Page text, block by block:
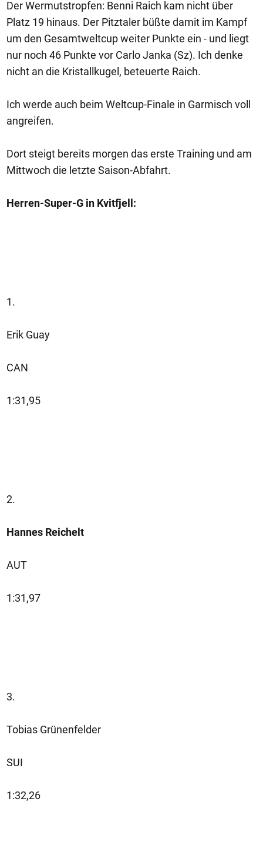
Der Wermutstropfen: Benni Raich kam nicht über
Platz 19 hinaus. Der Pitztaler büßte damit im Kampf
um den Gesamtweltcup weiter Punkte ein - und liegt
nur noch 46 Punkte vor Carlo Janka (Sz). Ich denke
nicht an die Kristallkugel, beteuerte Raich.
Ich werde auch beim Weltcup-Finale in Garmisch voll
angreifen.
Dort steigt bereits morgen das erste Training und am
Mittwoch die letzte Saison-Abfahrt.
Herren-Super-G in Kvitfjell:
1.
Erik Guay
CAN
1:31,95
2.
Hannes Reichelt
AUT
1:31,97
3.
Tobias Grünenfelder
SUI
1:32,26